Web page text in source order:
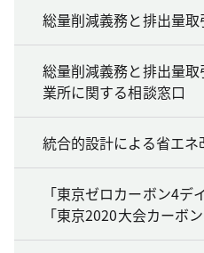
総量削減義務と排出量
総量削減義務と排出量
業所に関する相談窓口
統合的設計による省エネ
「東京ゼロカーボン4デ
「東京2020大会カーボ